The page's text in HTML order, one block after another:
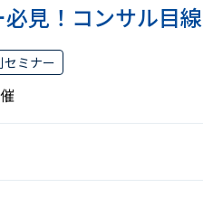
見！コンサル目
セミナー